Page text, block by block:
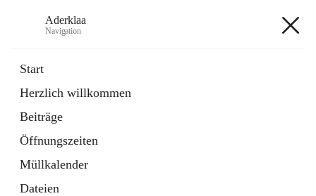
Aderklaa
Navigation
Start
Herzlich willkommen
Beiträge
Öffnungszeiten
Müllkalender
Dateien
6 Schnellzugriffe
Gemeinde
3 Schnellzugriffe